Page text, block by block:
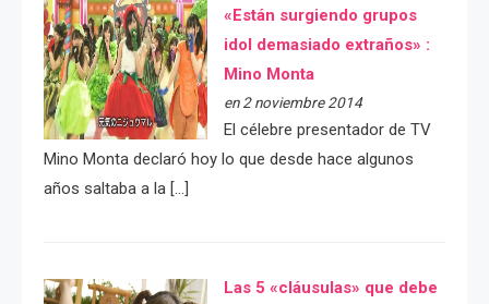
«Están surgiendo grupos
idol demasiado extraños» :
Mino Monta
en 2 noviembre 2014
El célebre presentador de TV
Mino Monta declaró hoy lo que desde hace algunos
años saltaba a la […]
Las 5 «cláusulas» que debe